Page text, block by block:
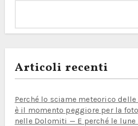
Articoli recenti
Perché lo sciame meteorico
è il momento peggiore per la
nelle Dolomiti — E perché le